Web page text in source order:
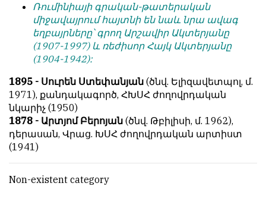
Ռումինիայի գրական-թատերական
միջավայրում հայտնի են նաև նրա ավագ
եղբայրները՝ գրող Արշավիր Ակտերյանը
(1907-1997) և ռեժիսոր Հայկ Ակտերյանը
(1904-1942):
1895 - Սուրեն Ստեփանյան (ծնվ. Ելիզավետպոլ, մ.
1971), քանդակագործ, ՀԽՍՀ ժողովրդական
նկարիչ (1950)
1878 - Արտյոմ Բերոյան (ծնվ. Թբիլիսի, մ. 1962),
դերասան, Վրաց. ԽՍՀ ժողովրդական արտիստ
(1941)
Non-existent category